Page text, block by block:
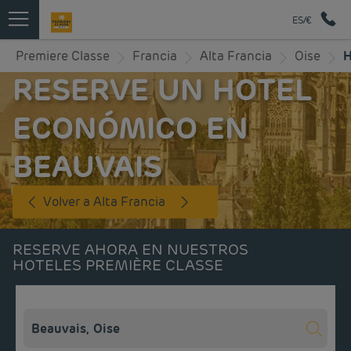
ES/€
Premiere Classe Francia Alta Francia Oise
RESERVE UN HOTEL
ECONÓMICO EN
BEAUVAIS
Volver a Alta Francia
RESERVE AHORA EN NUESTROS
HOTELES PREMIÈRE CLASSE